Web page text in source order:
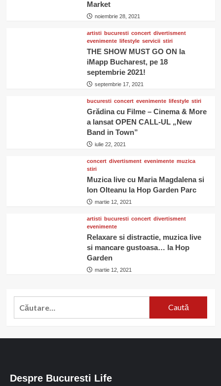
Market
noiembrie 28, 2021
artisti bucuresti concert divertisment
evenimente lifestyle servicii stiri
THE SHOW MUST GO ON la
iMapp Bucharest, pe 18
septembrie 2021!
septembrie 17, 2021
bucuresti concert evenimente lifestyle stiri
Grădina cu Filme – Cinema & More
a lansat OPEN CALL-UL „New
Band in Town”
iulie 22, 2021
concert divertisment evenimente muzica
stiri
Muzica live cu Maria Magdalena si
Ion Olteanu la Hop Garden Parc
martie 12, 2021
artisti bucuresti concert divertisment
evenimente
Relaxare si distractie, muzica live
si mancare gustoasa… la Hop
Garden
martie 12, 2021
Despre Bucuresti Life